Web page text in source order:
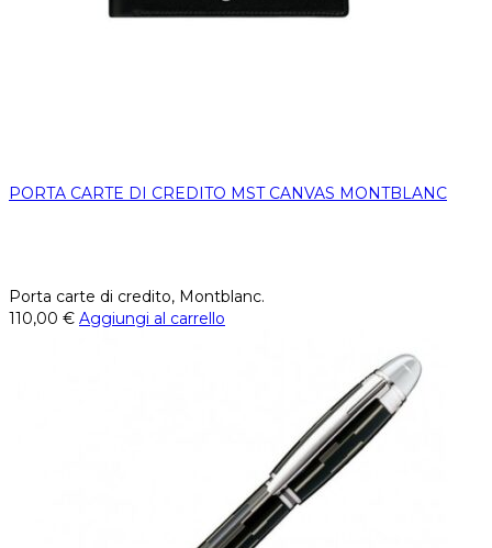
PORTA CARTE DI CREDITO MST CANVAS MONTBLANC
Porta carte di credito, Montblanc.
110,00 € Aggiungi al carrello